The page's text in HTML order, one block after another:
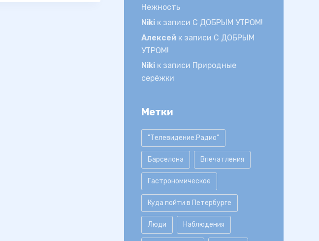
Нежность
Niki к записи С ДОБРЫМ УТРОМ!
Алексей к записи С ДОБРЫМ
УТРОМ!
Niki к записи Природные
серёжки
Метки
"Телевидение.Радио"
Барселона Впечатления
Гастрономическое
Куда пойти в Петербурге
Люди Наблюдения